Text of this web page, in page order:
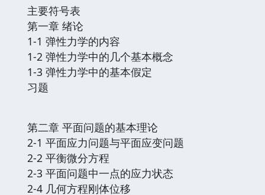
主要符号表
第一章 绪论
1-1 弹性力学的内容
1-2 弹性力学中的几个基本概念
1-3 弹性力学中的基本假定
习题
第二章 平面问题的基本理论
2-1 平面应力问题与平面应变问题
2-2 平衡微分方程
2-3 平面问题中一点的应力状态
2-4 几何方程刚体位移